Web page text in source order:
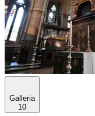
Galleria
10